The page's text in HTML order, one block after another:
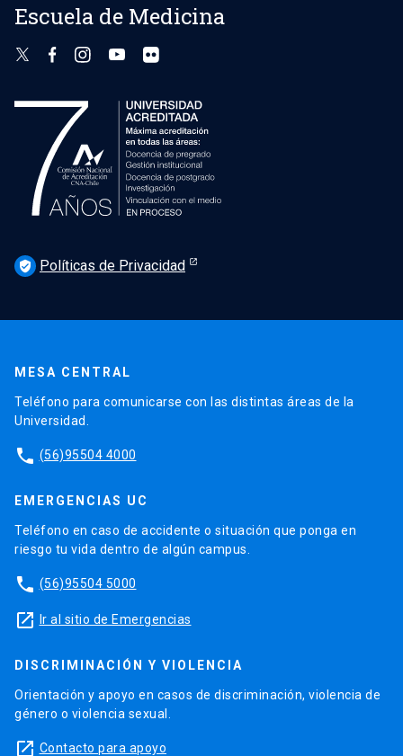
Escuela de Medicina
verified_user Políticas de Privacidad
MESA CENTRAL
Teléfono para comunicarse con las distintas áreas de la
Universidad.
phone (56)95504 4000
EMERGENCIAS UC
Teléfono en caso de accidente o situación que ponga en
riesgo tu vida dentro de algún campus.
phone (56)95504 5000
launch Ir al sitio de Emergencias
DISCRIMINACIÓN Y VIOLENCIA
Orientación y apoyo en casos de discriminación, violencia de
género o violencia sexual.
launch Contacto para apoyo